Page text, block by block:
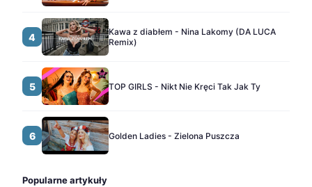
4
Kawa z diabłem - Nina Lakomy (DA LUCA
Remix)
5 TOP GIRLS - Nikt Nie Kręci Tak Jak Ty
6 Golden Ladies - Zielona Puszcza
Popularne artykuły